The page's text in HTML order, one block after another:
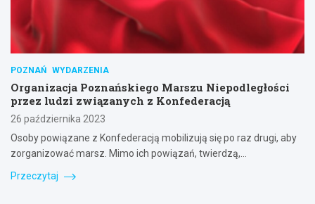
POZNAŃ WYDARZENIA
Organizacja Poznańskiego Marszu Niepodległości
przez ludzi związanych z Konfederacją
26 października 2023
Osoby powiązane z Konfederacją mobilizują się po raz drugi, aby
zorganizować marsz. Mimo ich powiązań, twierdzą,…
Przeczytaj